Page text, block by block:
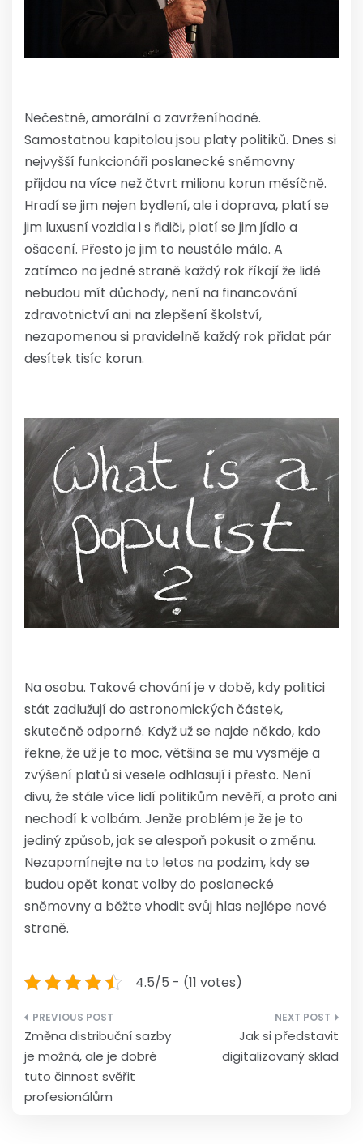
Nečestné, amorální a zavrženíhodné.
Samostatnou kapitolou jsou platy politiků. Dnes si
nejvyšší funkcionáři poslanecké sněmovny
přijdou na více než čtvrt milionu korun měsíčně.
Hradí se jim nejen bydlení, ale i doprava, platí se
jim luxusní vozidla i s řidiči, platí se jim jídlo a
ošacení. Přesto je jim to neustále málo. A
zatímco na jedné straně každý rok říkají že lidé
nebudou mít důchody, není na financování
zdravotnictví ani na zlepšení školství,
nezapomenou si pravidelně každý rok přidat pár
desítek tisíc korun.
Na osobu. Takové chování je v době, kdy politici
stát zadlužují do astronomických částek,
skutečně odporné. Když už se najde někdo, kdo
řekne, že už je to moc, většina se mu vysměje a
zvýšení platů si vesele odhlasují i přesto. Není
divu, že stále více lidí politikům nevěří, a proto ani
nechodí k volbám. Jenže problém je že je to
jediný způsob, jak se alespoň pokusit o změnu.
Nezapomínejte na to letos na podzim, kdy se
budou opět konat volby do poslanecké
sněmovny a běžte vhodit svůj hlas nejlépe nové
straně.
4.5/5 - (11 votes)
Navigace
pro
příspěvek
Změna distribuční sazby
je možná, ale je dobré
tuto činnost svěřit
profesionálům
Jak si představit
digitalizovaný sklad